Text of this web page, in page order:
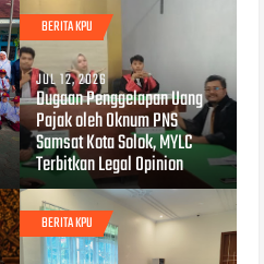
BERITA KPU
JUL 12, 2026
Dugaan Penggelapan Uang
Pajak oleh Oknum PNS
Samsat Kota Solok, MYLC
Terbitkan Legal Opinion
BERITA KPU